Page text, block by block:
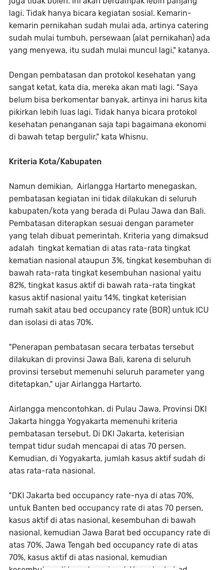
lagi. Tidak hanya bicara kegiatan sosial. Kemarin-
kemarin pernikahan sudah mulai ada, artinya catering
sudah mulai tumbuh, persewaan (alat pernikahan) ada
yang menyewa, itu sudah mulai muncul lagi," katanya.
Dengan pembatasan dan protokol kesehatan yang
sangat ketat, kata dia, mereka akan mati lagi. "Saya
belum bisa berkomentar banyak, artinya ini harus kita
pikirkan lebih luas lagi. Tidak hanya bicara protokol
kesehatan penanganan saja tapi bagaimana ekonomi
di bawah tetap bergulir," kata Whisnu.
Kriteria Kota/Kabupaten
Namun demikian, Airlangga Hartarto menegaskan,
pembatasan kegiatan ini tidak dilakukan di seluruh
kabupaten/kota yang berada di Pulau Jawa dan Bali.
Pembatasan diterapkan sesuai dengan parameter
yang telah dibuat pemerintah. Kriteria yang dimaksud
adalah tingkat kematian di atas rata-rata tingkat
kematian nasional ataupun 3%, tingkat kesembuhan di
bawah rata-rata tingkat kesembuhan nasional yaitu
82%, tingkat kasus aktif di bawah rata-rata tingkat
kasus aktif nasional yaitu 14%, tingkat keterisian
rumah sakit atau bed occupancy rate (BOR) untuk ICU
dan isolasi di atas 70%.
"Penerapan pembatasan secara terbatas tersebut
dilakukan di provinsi Jawa Bali, karena di seluruh
provinsi tersebut memenuhi seluruh parameter yang
ditetapkan," ujar Airlangga Hartarto.
Airlangga mencontohkan, di Pulau Jawa, Provinsi DKI
Jakarta hingga Yogyakarta memenuhi kriteria
pembatasan tersebut. Di DKI Jakarta, keterisian
tempat tidur sudah mencapai di atas 70 persen.
Kemudian, di Yogyakarta, jumlah kasus aktif sudah di
atas rata-rata nasional.
"DKI Jakarta bed occupancy rate-nya di atas 70%,
untuk Banten bed occupancy rate di atas 70 persen,
kasus aktif di atas nasional, kesembuhan di bawah
nasional, kemudian Jawa Barat bed occupancy rate di
atas 70%, Jawa Tengah bed occupancy rate di atas
70%, kasus aktif di atas nasional, kemudian